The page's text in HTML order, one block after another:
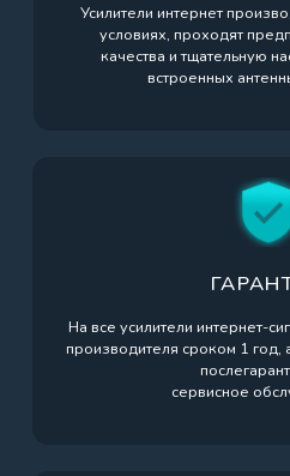
+7 (495)
Оставить заявку
ООО «Беспроводные Системы Связи»